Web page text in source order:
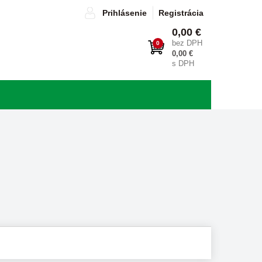
Prihlásenie Registrácia
0
0,00 €
bez DPH
0,00 €
s DPH